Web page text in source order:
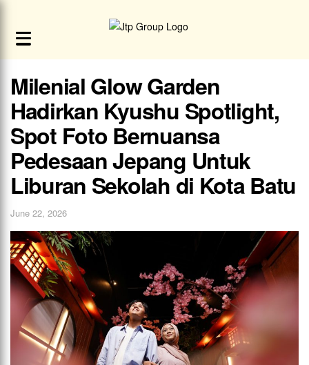
Milenial Glow Garden
Hadirkan Kyushu Spotlight,
Spot Foto Bernuansa
Pedesaan Jepang Untuk
Liburan Sekolah di Kota Batu
June 22, 2026